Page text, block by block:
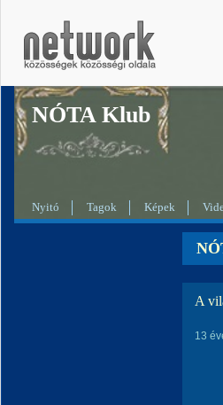
NÓTA Klub
Nyitó Tagok Képek
A
13